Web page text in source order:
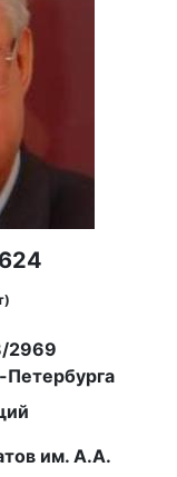
2969
Петербурга
им. А.А.